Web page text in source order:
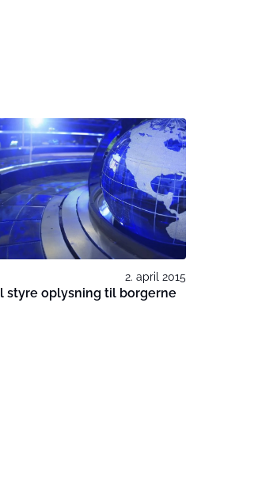
2. april 2015
styre oplysning til borgerne